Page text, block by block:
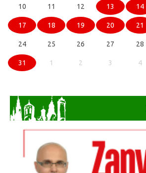
10 11 12 13 14
17 18 19 20 21
24 25 26 27 28
31 1 2 3 4